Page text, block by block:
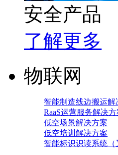
安全产品
了解更多
物联网
智能制造线边搬运解
RaaS运营服务解决方
低空场景解决方案
低空培训解决方案
智能标识识读系统（